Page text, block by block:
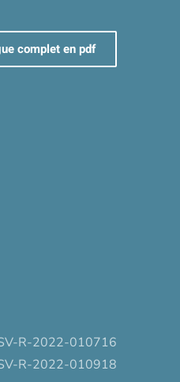
complet en pdf
R-2022-010716
R-2022-010918